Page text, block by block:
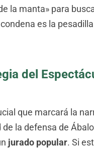
la manta» para
es la
del
que marcará la
la defensa de
jurado popular. Si